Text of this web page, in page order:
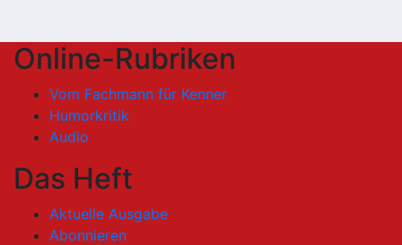
Online-Rubriken
Vom Fachmann für Kenner
Humorkritik
Audio
Das Heft
Aktuelle Ausgabe
Abonnieren